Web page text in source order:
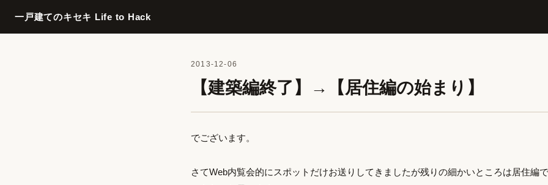
一戸建てのキセキ Life to Hack
2013-12-06
【建築編終了】→【居住編の始まり】
でございます。
さてWeb内覧会的にスポットだけお送りしてきましたが残りの細かいところは居住編